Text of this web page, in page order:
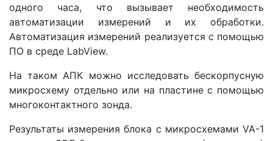
одного часа, что вызывает необходимость
автоматизации измерений и их обработки.
Автоматизация измерений реализуется с помощью
ПО в среде LabView.
На таком АПК можно исследовать бескорпусную
микросхему отдельно или на пластине с помощью
многоконтактного зонда.
Результаты измерения блока с микросхемами VA-1